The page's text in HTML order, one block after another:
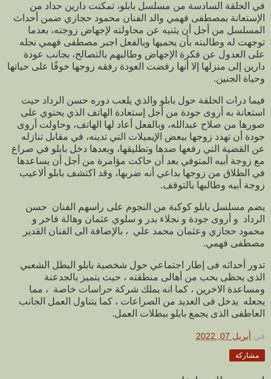
في الحلقة السادسة من مسلسل بابلو، تمكنت دارين حداد من
الإستعانة بمصطفى فهمي والد الفنان محمود حجازي ضمن أحداث
المسلسل من أجل أن يثنيه عن محاولته لإجهاض زوجته، بعدما
توجهت له وطالبته بأن يحميها وبالفعل اجبر مصطفى فهمي نجله
على العدول عن فكرة الإجهاض وطالبهم بالتصالح، بجانب عودة
دارين إلى منزلها إلا أنها رفضت العودة رفقه زوجها خوفًا على حياتها
وحياة الجنين.
فيما درات الحلقة حول بابلو والذي يلعب دوره حسن الرداد حيت
استعانة به أروى جودة من أجل إستعادة الهاتف الذي يحتوي على
صورها من صلاح عبدالله، وبالفعل أعاد لها الهاتف، وحاولت أروى
جودة أن تهدد زوجها ببعض الإيميلات التي تدينه، في مقابل تنازله
عن القضية التي رفعها ضدها وتطليقها، وبعدها دخل بابلو في صراع
مع زوجة أبيه المتوفي بعد أن حاكت مؤامرة من أجل أن يساعدها
في الطلاق من زوجها بداعي أنه ضربها، وقد اكتشف بابلو ألاعيب
زوجة أبيه وطالبها بالتوقف.
يضم مسلسل بابلو كوكبة من النجوم على راسهم الفنان حسن
الرداد و أروى جودة و نجلاء بدر و سلوي عثمان وهالة فاخر و
محمود حجازي وعثمان محمد علي ، بالإضافة الى الفنان القدير
مصطفى فهمي.
تدور أحداثه فى إطار اجتماعي حول شخصية بابلو البطل الشعبي
الذى يحظى بحب من أهالى منطقته ، حيث يتميز بالجدعنة
ومساعدة الاخرين ، كما انه يملك شركة حراسات خاصة ، مما
يجعله يدخل فى العديد من الصراعات ، كما يتناول العمل الجانب
العاطفى الذى يجمع بابلو ببطلات العمل.
في أبريل 07, 2022
مشاركة